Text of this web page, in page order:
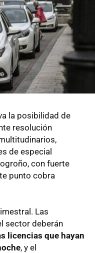
la posibilidad de
resolución
de especial
con fuerte
punto cobra
Las
sector deberán
licencias que hayan
, y el